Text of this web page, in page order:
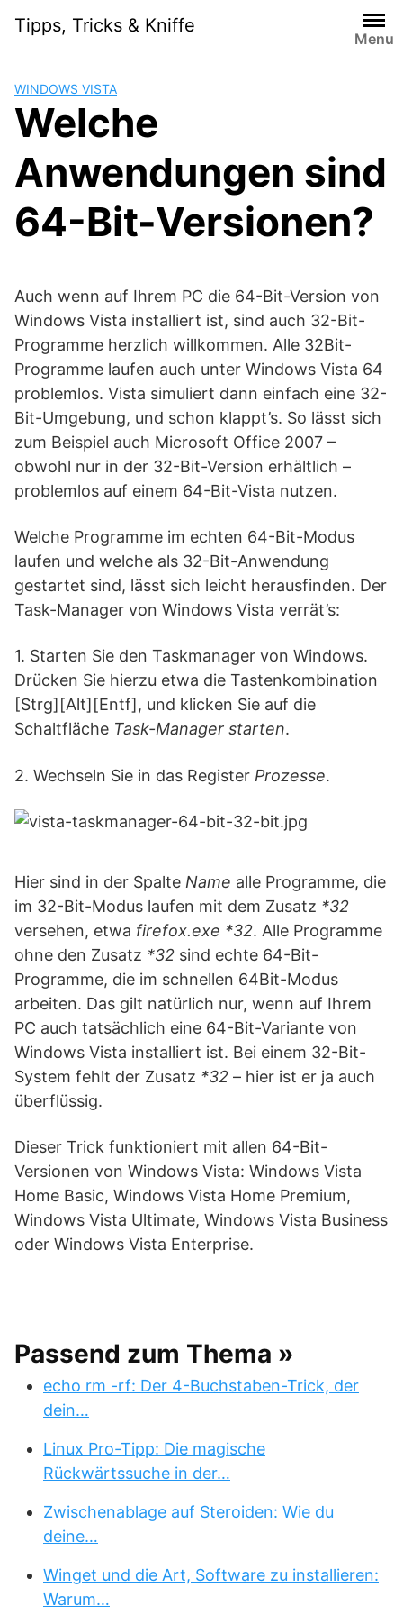
content
Tipps, Tricks & Kniffe
Menu
WINDOWS VISTA
Welche
Anwendungen sind
64-Bit-Versionen?
Auch wenn auf Ihrem PC die 64-Bit-Version von
Windows Vista installiert ist, sind auch 32-Bit-
Programme herzlich willkommen. Alle 32Bit-
Programme laufen auch unter Windows Vista 64
problemlos. Vista simuliert dann einfach eine 32-
Bit-Umgebung, und schon klappt’s. So lässt sich
zum Beispiel auch Microsoft Office 2007 –
obwohl nur in der 32-Bit-Version erhältlich –
problemlos auf einem 64-Bit-Vista nutzen.
Welche Programme im echten 64-Bit-Modus
laufen und welche als 32-Bit-Anwendung
gestartet sind, lässt sich leicht herausfinden. Der
Task-Manager von Windows Vista verrät’s:
1. Starten Sie den Taskmanager von Windows.
Drücken Sie hierzu etwa die Tastenkombination
[Strg][Alt][Entf], und klicken Sie auf die
Schaltfläche Task-Manager starten.
2. Wechseln Sie in das Register Prozesse.
Hier sind in der Spalte Name alle Programme, die
im 32-Bit-Modus laufen mit dem Zusatz *32
versehen, etwa firefox.exe *32. Alle Programme
ohne den Zusatz *32 sind echte 64-Bit-
Programme, die im schnellen 64Bit-Modus
arbeiten. Das gilt natürlich nur, wenn auf Ihrem
PC auch tatsächlich eine 64-Bit-Variante von
Windows Vista installiert ist. Bei einem 32-Bit-
System fehlt der Zusatz *32 – hier ist er ja auch
überflüssig.
Dieser Trick funktioniert mit allen 64-Bit-
Versionen von Windows Vista: Windows Vista
Home Basic, Windows Vista Home Premium,
Windows Vista Ultimate, Windows Vista Business
oder Windows Vista Enterprise.
Passend zum Thema »
echo rm -rf: Der 4-Buchstaben-Trick, der
dein…
Linux Pro-Tipp: Die magische
Rückwärtssuche in der…
Zwischenablage auf Steroiden: Wie du
deine…
Winget und die Art, Software zu installieren:
Warum…